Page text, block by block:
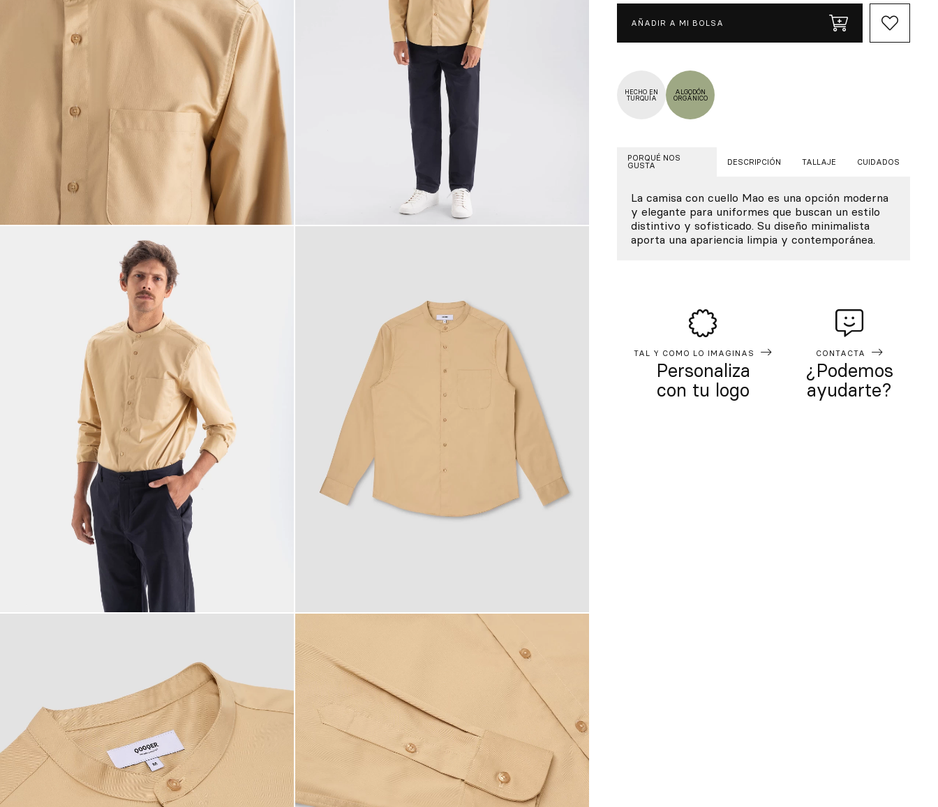
AÑADIR A MI BOLSA
HECHO EN
TURQUÍA
ALGODÓN
ORGÁNICO
PORQUÉ NOS
GUSTA DESCRIPCIÓN TALLAJE CUIDADOS
La camisa con cuello Mao es una opción moderna
y elegante para uniformes que buscan un estilo
distintivo y sofisticado. Su diseño minimalista
aporta una apariencia limpia y contemporánea.
TAL Y COMO LO IMAGINAS
Personaliza
con tu logo
CONTACTA
¿Podemos
ayudarte?